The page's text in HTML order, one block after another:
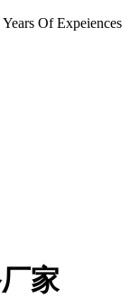
Of Expeiences
家